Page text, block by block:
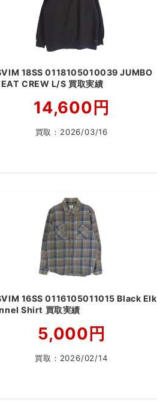
18SS 0118105010039 JUMBO
CREW L/S 買取実績
14,600円
買取： 2026/03/16
16SS 0116105011015 Black Elk
Shirt 買取実績
5,000円
買取： 2026/02/14